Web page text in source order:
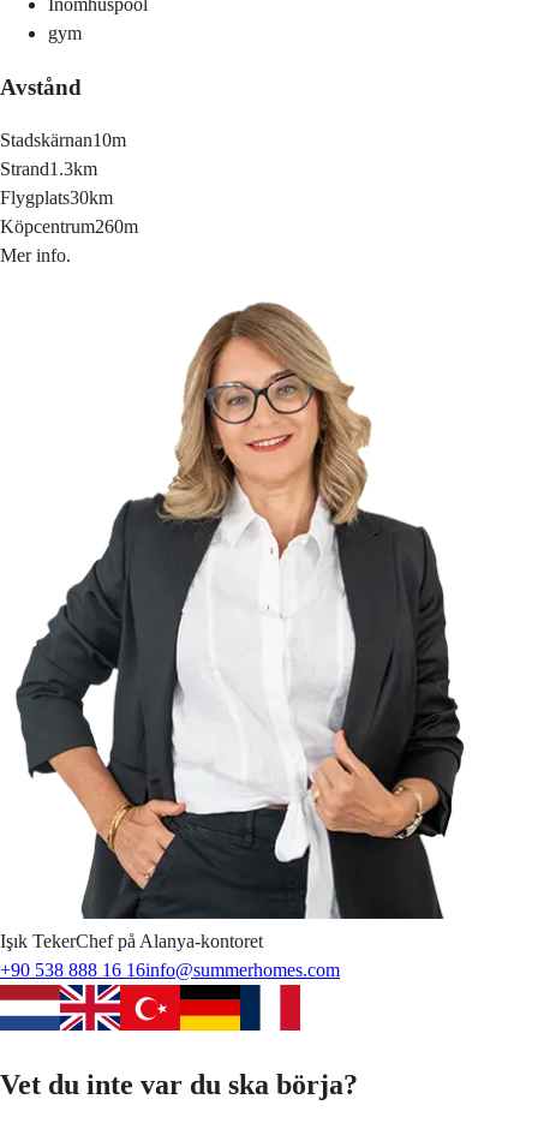
Inomhuspool
gym
Avstånd
Stadskärnan10m
Strand1.3km
Flygplats30km
Köpcentrum260m
Mer info.
Işık TekerChef på Alanya-kontoret
+90 538 888 16 16info@summerhomes.com
Vet du inte var du ska börja?